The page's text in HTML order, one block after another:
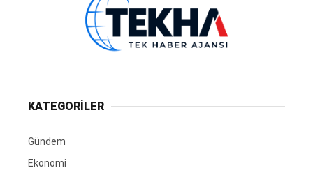
KATEGORİLER
Gündem
Ekonomi